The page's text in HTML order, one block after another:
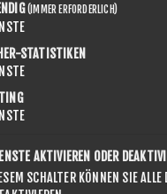
bleiben?
(IMMER ERFORDERLICH)
STATISTIKEN
AKTIVIEREN ODER
SCHALTER KÖNNEN SIE ALLE